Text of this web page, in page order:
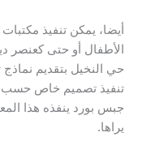
أيضا، يمكن تنفيذ
الأطفال أو حتى
حي النخيل بتقديم نماذج
تنفيذ تصميم خاص حسب
جبس بورد ينفذه هذا
يراها.